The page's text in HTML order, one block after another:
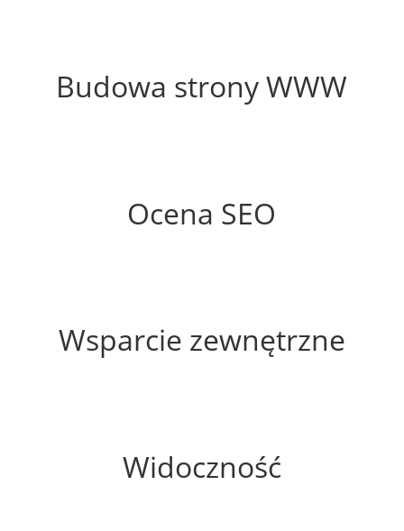
Budowa strony WWW
Ocena SEO
Wsparcie zewnętrzne
Widoczność